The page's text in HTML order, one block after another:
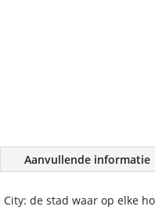
Aanvullende informatie
de stad waar op elke